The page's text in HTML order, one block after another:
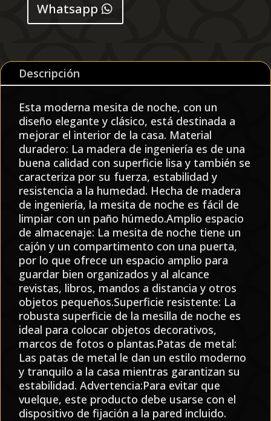
Whatsapp
Descripción
Esta moderna mesita de noche, con un
diseño elegante y clásico, está destinada a
mejorar el interior de la casa. Material
duradero: La madera de ingeniería es de una
buena calidad con superficie lisa y también se
caracteriza por su fuerza, estabilidad y
resistencia a la humedad. Hecha de madera
de ingeniería, la mesita de noche es fácil de
limpiar con un paño húmedo.Amplio espacio
de almacenaje: La mesita de noche tiene un
cajón y un compartimento con una puerta,
por lo que ofrece un espacio amplio para
guardar bien organizados y al alcance
revistas, libros, mandos a distancia y otros
objetos pequeños.Superficie resistente: La
robusta superficie de la mesilla de noche es
ideal para colocar objetos decorativos,
marcos de fotos o plantas.Patas de metal:
Las patas de metal le dan un estilo moderno
y tranquilo a la casa mientras garantizan su
estabilidad. Advertencia:Para evitar que
vuelque, este producto debe usarse con el
dispositivo de fijación a la pared incluido.